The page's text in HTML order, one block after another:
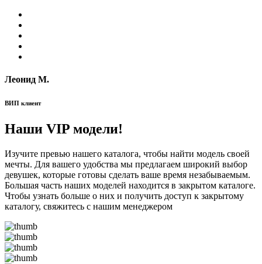
Леонид М.
ВИП клиент
Наши VIP модели!
Изучите превью нашего каталога, чтобы найти модель своей
мечты. Для вашего удобства мы предлагаем широкий выбор
девушек, которые готовы сделать ваше время незабываемым.
Большая часть наших моделей находится в закрытом каталоге.
Чтобы узнать больше о них и получить доступ к закрытому
каталогу, свяжитесь с нашим менеджером